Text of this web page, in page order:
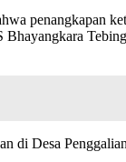
penangkapan
Bhayangkara
di Desa